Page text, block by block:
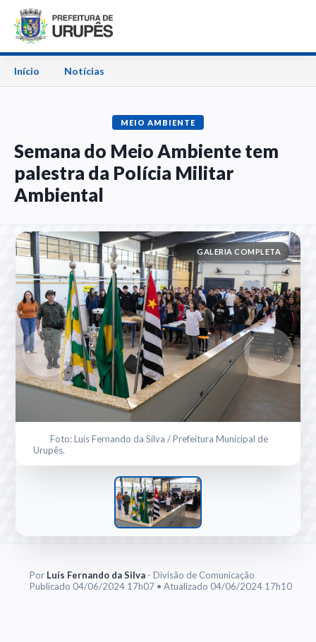
Início Notícias
MEIO AMBIENTE
Semana do Meio Ambiente tem
palestra da Polícia Militar
Ambiental
GALERIA COMPLETA
Foto: Luís Fernando da Silva / Prefeitura Municipal de
Urupês.
Por Luís Fernando da Silva- Divisão de Comunicação
Publicado 04/06/2024 17h07 • Atualizado 04/06/2024 17h10